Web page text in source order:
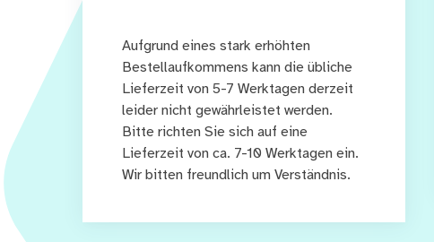
Aufgrund eines stark erhöhten
Bestellaufkommens kann die übliche
Lieferzeit von 5-7 Werktagen derzeit
leider nicht gewährleistet werden.
Bitte richten Sie sich auf eine
Lieferzeit von ca. 7-10 Werktagen ein.
Wir bitten freundlich um Verständnis.